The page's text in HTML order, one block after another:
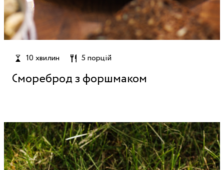
10 хвилин 5 порцій
Смореброд з форшмаком